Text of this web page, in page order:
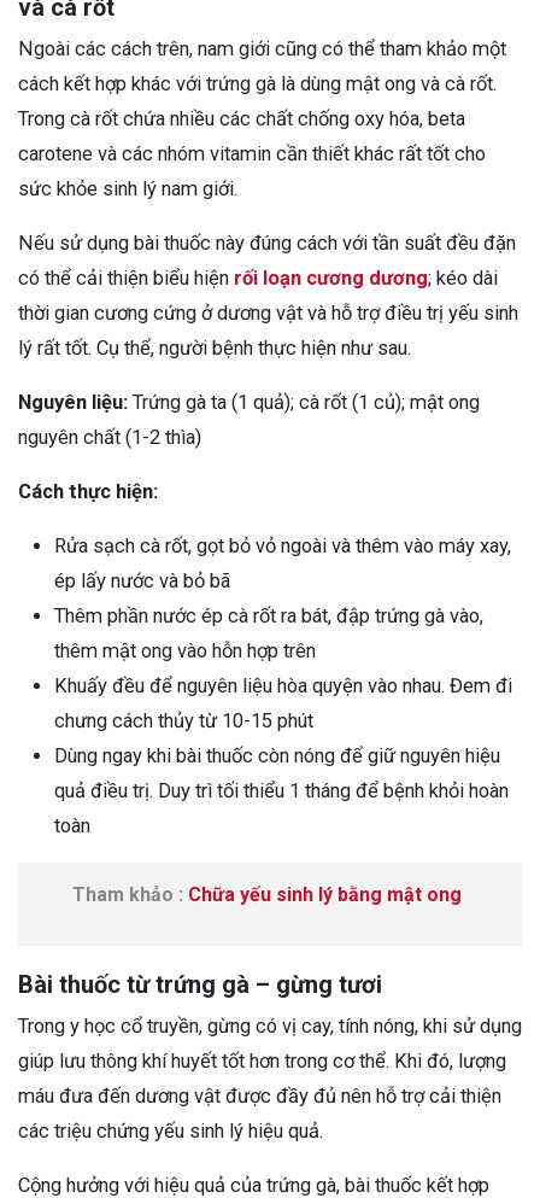
và cà rốt
Ngoài các cách trên, nam giới cũng có thể tham khảo một
cách kết hợp khác với trứng gà là dùng mật ong và cà rốt.
Trong cà rốt chứa nhiều các chất chống oxy hóa, beta
carotene và các nhóm vitamin cần thiết khác rất tốt cho
sức khỏe sinh lý nam giới.
Nếu sử dụng bài thuốc này đúng cách với tần suất đều đặn
có thể cải thiện biểu hiện rối loạn cương dương; kéo dài
thời gian cương cứng ở dương vật và hỗ trợ điều trị yếu sinh
lý rất tốt. Cụ thể, người bệnh thực hiện như sau.
Nguyên liệu: Trứng gà ta (1 quả); cà rốt (1 củ); mật ong
nguyên chất (1-2 thìa)
Cách thực hiện:
Rửa sạch cà rốt, gọt bỏ vỏ ngoài và thêm vào máy xay,
ép lấy nước và bỏ bã
Thêm phần nước ép cà rốt ra bát, đập trứng gà vào,
thêm mật ong vào hỗn hợp trên
Khuấy đều để nguyên liệu hòa quyện vào nhau. Đem đi
chưng cách thủy từ 10-15 phút
Dùng ngay khi bài thuốc còn nóng để giữ nguyên hiệu
quả điều trị. Duy trì tối thiểu 1 tháng để bệnh khỏi hoàn
toàn
Tham khảo : Chữa yếu sinh lý bằng mật ong
Bài thuốc từ trứng gà – gừng tươi
Trong y học cổ truyền, gừng có vị cay, tính nóng, khi sử dụng
giúp lưu thông khí huyết tốt hơn trong cơ thể. Khi đó, lượng
máu đưa đến dương vật được đầy đủ nên hỗ trợ cải thiện
các triệu chứng yếu sinh lý hiệu quả.
Cộng hưởng với hiệu quả của trứng gà, bài thuốc kết hợp